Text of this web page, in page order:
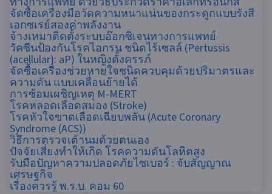
จัดซื้อเครื่องมือวัดความหนาแน่นของกระดูกแบบรังสี
เอกซเรย์สองค่าพลังงาน
จ้างเหมาติดตั้งระบบอ๊อกซิเจนทางการแพทย์
วัคซีนป้องกันโรคไอกรน ชนิดไร้เซลล์ (Pertussis
(acellular): aP) ในหญิงตั้งครรภ์
จัดซื้อเครื่องช่วยหายใจชนิดควบคุมด้วยปริมาตรและ
ความดัน แบบเคลื่อนย้ายได้
การซ้อมเผชิญเหตุ M-MERT
โรคหลอดเลือดสมอง (Stroke)
โรคหัวใจขาดเลือดเฉียบพลัน (Acute Coronary
Syndrome (ACS))
วิธีการตรวจเต้านมด้วยตนเอง
ปัจจัยเสี่ยงทำให้เกิด โรคความดันโลหิตสูง
รับมือปัญหาความปลอดภัยไซเบอร์​ : จับสัญญาณ
เศรษฐกิจ
เรื่องควรรู้ พ.ร.บ. คอม 60